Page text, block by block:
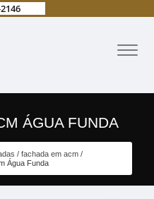
ÁGUA FUNDA
fachada em acm
Água Funda